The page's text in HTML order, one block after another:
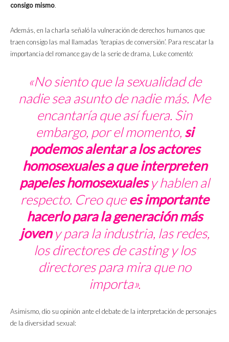
consigo mismo.
Además, en la charla señaló la vulneración de derechos humanos que
traen consigo las mal llamadas ‘terapias de conversión’. Para rescatar la
importancia del romance gay de la serie de drama, Luke comentó:
«No siento que la sexualidad de
nadie sea asunto de nadie más. Me
encantaría que así fuera. Sin
embargo, por el momento, si
podemos alentar a los actores
homosexuales a que interpreten
papeles homosexualesy hablen al
respecto. Creo quees importante
hacerlo para la generación más
joveny para la industria, las redes,
los directores de casting y los
directores para mira que no
importa».
Asimismo, dio su opinión ante el debate de la interpretación de personajes
de la diversidad sexual: